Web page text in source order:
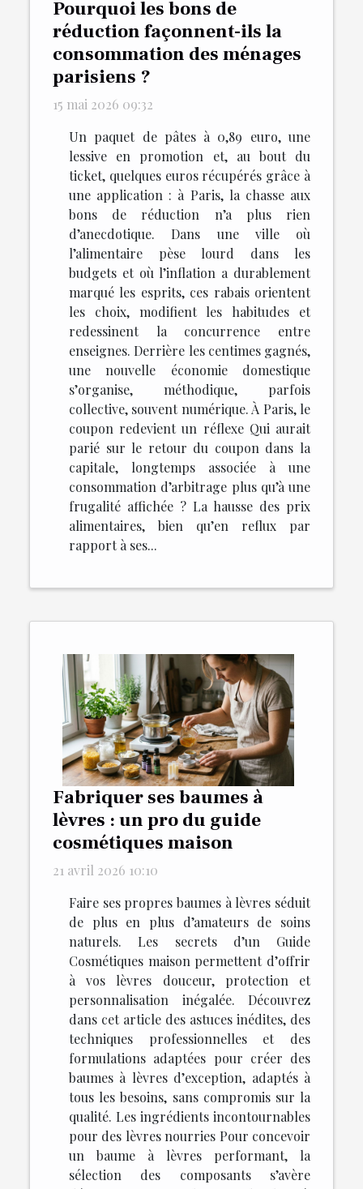
Pourquoi les bons de
réduction façonnent-ils la
consommation des ménages
parisiens ?
15 mai 2026 09:32
Un paquet de pâtes à 0,89 euro, une
lessive en promotion et, au bout du
ticket, quelques euros récupérés grâce à
une application : à Paris, la chasse aux
bons de réduction n’a plus rien
d’anecdotique. Dans une ville où
l’alimentaire pèse lourd dans les
budgets et où l’inflation a durablement
marqué les esprits, ces rabais orientent
les choix, modifient les habitudes et
redessinent la concurrence entre
enseignes. Derrière les centimes gagnés,
une nouvelle économie domestique
s’organise, méthodique, parfois
collective, souvent numérique. À Paris, le
coupon redevient un réflexe Qui aurait
parié sur le retour du coupon dans la
capitale, longtemps associée à une
consommation d’arbitrage plus qu’à une
frugalité affichée ? La hausse des prix
alimentaires, bien qu’en reflux par
rapport à ses...
Fabriquer ses baumes à
lèvres : un pro du guide
cosmétiques maison
21 avril 2026 10:10
Faire ses propres baumes à lèvres séduit
de plus en plus d’amateurs de soins
naturels. Les secrets d’un Guide
Cosmétiques maison permettent d’offrir
à vos lèvres douceur, protection et
personnalisation inégalée. Découvrez
dans cet article des astuces inédites, des
techniques professionnelles et des
formulations adaptées pour créer des
baumes à lèvres d’exception, adaptés à
tous les besoins, sans compromis sur la
qualité. Les ingrédients incontournables
pour des lèvres nourries Pour concevoir
un baume à lèvres performant, la
sélection des composants s’avère